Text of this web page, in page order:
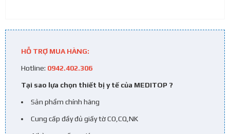
HỖ TRỢ MUA HÀNG:
Hotline: 0942.402.306
Tại sao lựa chọn thiết bị y tế của MEDITOP ?
Sản phẩm chính hãng
Cung cấp đầy đủ giấy tờ CO,CQ,NK